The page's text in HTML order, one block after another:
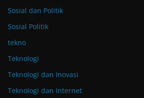
Sosial dan Politik
Sosial Politik
tekno
Teknologi
Teknologi dan Inovasi
Teknologi dan Internet